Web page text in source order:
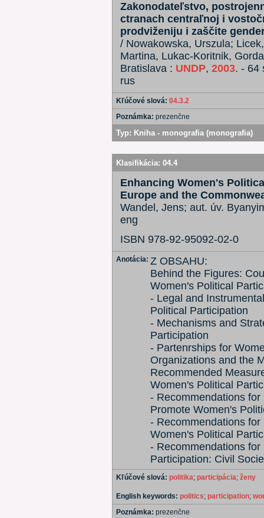
Zakonodateľstvo,
ctranach centraľnoj i
prodviženiju i zaščite
/ Nowakowska, Urszula;
Martina, Lukac-Koritnik,
Bratislava : UNDP, 2003. - 64
rus
Kľúčové slová: 04.3.2
Poznámka: prezenčne
Typ: Kniha - monografia (monografia)
Klasifikácia: 04.4
Enhancing Women's
Europe and the
Wandel, Jens; aut. úv.
eng
ISBN 978-92-95092-02-0
Anotácia: Z OBSAHU:
Behind the Figures:
Women's Political
- Legal and
Political Participation
- Mechanisms and
Participation
- Partenrships for
Organizations and the
Recommended
Women's Political
- Recommendations
Promote Women's
- Recommendations
Women's Political
- Recommendations
Participation: Civil
Kľúčové slová: politika; participácia; ženy
English keywords: politics; participation;
Poznámka: prezenčne